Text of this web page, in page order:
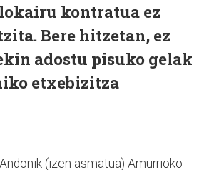
kontratua ez
Bere hitzetan, ez
adostu pisuko gelak
etxebizitza
(izen asmatua) Amurrioko